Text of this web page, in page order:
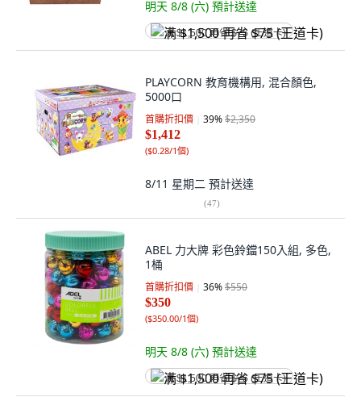
明天 8/8 (六) 預計送達
满 $1,500 再省 $75 (王道卡)
PLAYCORN 教育機構用, 混合顏色,
5000口
首購折扣價 39%$2,350
$1,412
($0.28/1個)
8/11 星期二 預計送達
(47)
ABEL 力大牌 彩色鈴鐺150入組, 多色,
1桶
首購折扣價 36%$550
$350
($350.00/1個)
明天 8/8 (六) 預計送達
满 $1,500 再省 $75 (王道卡)